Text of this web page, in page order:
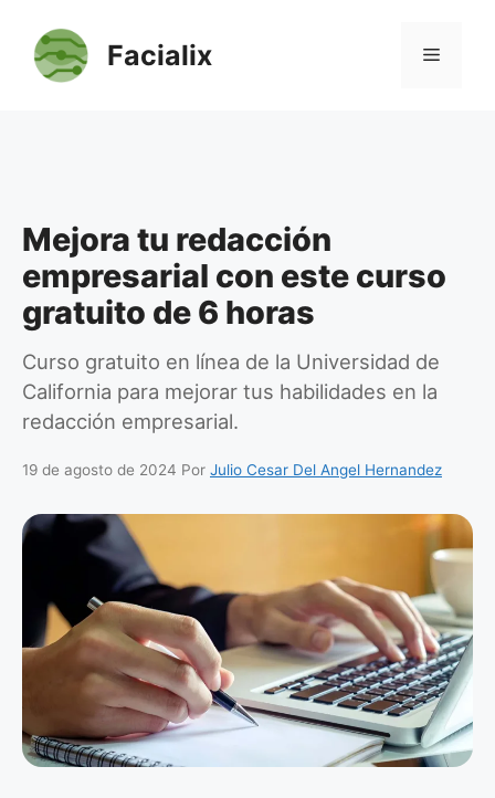
contenido
Facialix Menú
Mejora tu redacción
empresarial con este curso
gratuito de 6 horas
Curso gratuito en línea de la Universidad de
California para mejorar tus habilidades en la
redacción empresarial.
19 de agosto de 2024 Por Julio Cesar Del Angel Hernandez